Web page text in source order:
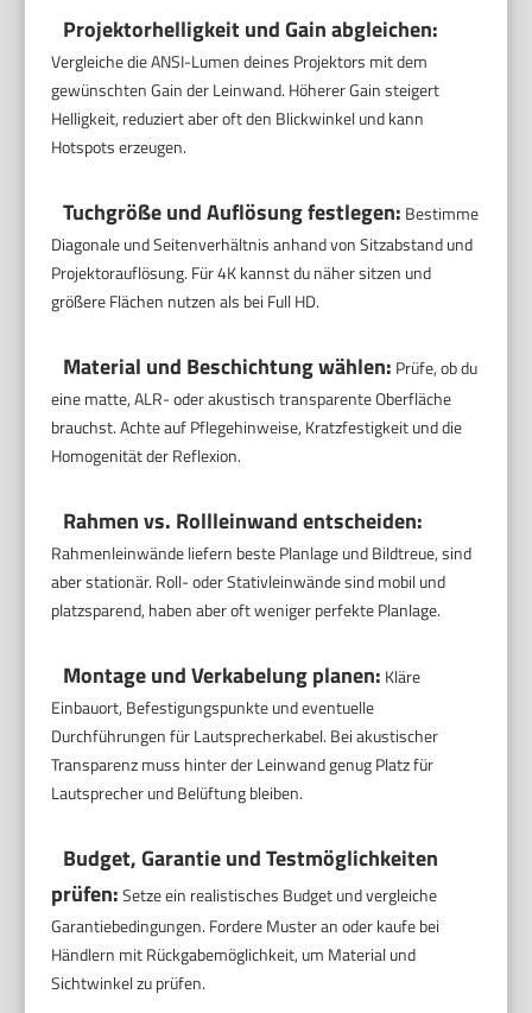
Projektorhelligkeit und Gain abgleichen:
Vergleiche die ANSI-Lumen deines Projektors mit dem
gewünschten Gain der Leinwand. Höherer Gain steigert
Helligkeit, reduziert aber oft den Blickwinkel und kann
Hotspots erzeugen.
Tuchgröße und Auflösung festlegen: Bestimme
Diagonale und Seitenverhältnis anhand von Sitzabstand und
Projektorauflösung. Für 4K kannst du näher sitzen und
größere Flächen nutzen als bei Full HD.
Material und Beschichtung wählen: Prüfe, ob du
eine matte, ALR- oder akustisch transparente Oberfläche
brauchst. Achte auf Pflegehinweise, Kratzfestigkeit und die
Homogenität der Reflexion.
Rahmen vs. Rollleinwand entscheiden:
Rahmenleinwände liefern beste Planlage und Bildtreue, sind
aber stationär. Roll- oder Stativleinwände sind mobil und
platzsparend, haben aber oft weniger perfekte Planlage.
Montage und Verkabelung planen: Kläre
Einbauort, Befestigungspunkte und eventuelle
Durchführungen für Lautsprecherkabel. Bei akustischer
Transparenz muss hinter der Leinwand genug Platz für
Lautsprecher und Belüftung bleiben.
Budget, Garantie und Testmöglichkeiten
prüfen:Setze ein realistisches Budget und vergleiche
Garantiebedingungen. Fordere Muster an oder kaufe bei
Händlern mit Rückgabemöglichkeit, um Material und
Sichtwinkel zu prüfen.